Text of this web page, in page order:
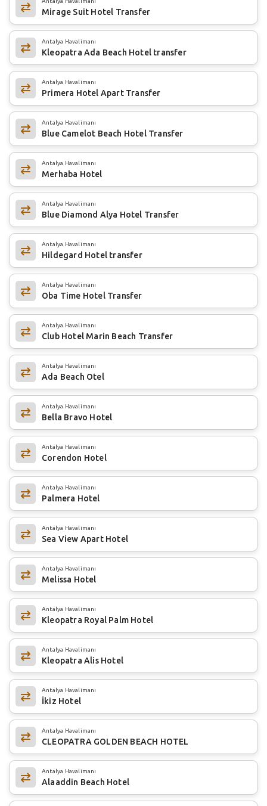
Mirage Suit Hotel Transfer
Antalya Havalimanı
Kleopatra Ada Beach Hotel transfer
Antalya Havalimanı
Primera Hotel Apart Transfer
Antalya Havalimanı
Blue Camelot Beach Hotel Transfer
Antalya Havalimanı
Merhaba Hotel
Antalya Havalimanı
Blue Diamond Alya Hotel Transfer
Antalya Havalimanı
Hildegard Hotel transfer
Antalya Havalimanı
Oba Time Hotel Transfer
Antalya Havalimanı
Club Hotel Marin Beach Transfer
Antalya Havalimanı
Ada Beach Otel
Antalya Havalimanı
Bella Bravo Hotel
Antalya Havalimanı
Corendon Hotel
Antalya Havalimanı
Palmera Hotel
Antalya Havalimanı
Sea View Apart Hotel
Antalya Havalimanı
Melissa Hotel
Antalya Havalimanı
Kleopatra Royal Palm Hotel
Antalya Havalimanı
Kleopatra Alis Hotel
Antalya Havalimanı
İkiz Hotel
Antalya Havalimanı
CLEOPATRA GOLDEN BEACH HOTEL
Antalya Havalimanı
Alaaddin Beach Hotel